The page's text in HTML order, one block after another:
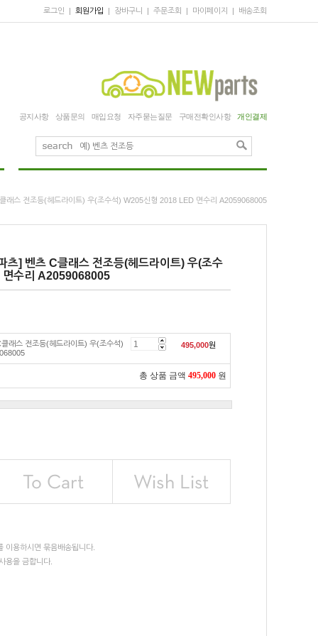
로그인 | 회원가입 | 장바구니 | 주문조회 | 마이페이지 | 배송조회
공지사항
상품문의 매입요청 자주묻는질문 구매전확인사항 개인결제
래스 전조등(헤드라이트) 우(조수석) W205신형 2018 LED 면수리 A2059068005
츠] 벤츠 C클래스 전조등(헤드라이트) 우(조수
수리 A2059068005
래스 전조등(헤드라이트) 우(조수석)
495,000원
총 상품 금액 495,000 원
이용하시면 묶음배송됩니다.
용을 금합니다.